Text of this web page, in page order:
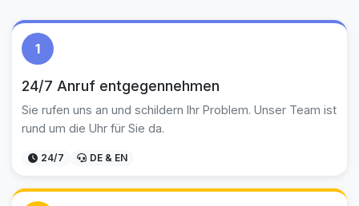
1
24/7 Anruf entgegennehmen
Sie rufen uns an und schildern Ihr Problem. Unser Team ist
rund um die Uhr für Sie da.
24/7 DE & EN